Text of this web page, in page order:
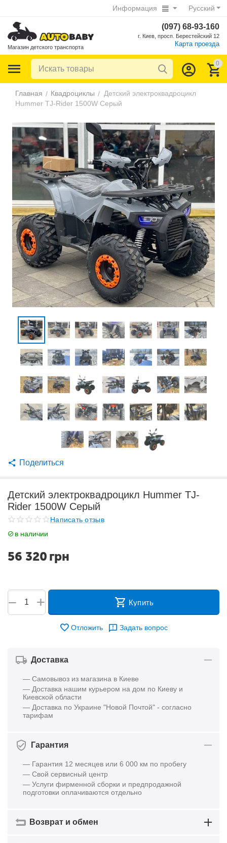
Русский
Информация
Магазин детского транспорта
(097) 68-93-160
г. Киев, просп. Берестейский 12
Карта проезда
0
Главная / Квадроциклы / Детский электроквадроцикл
Hummer TJ-Rider 1500W Серый
Поделиться
Детский электроквадроцикл Hummer TJ-
Rider 1500W Серый
Написать отзыв
в наличии
56 320 грн
+
− Купить
Отложить Задать вопрос
Доставка
— Самовывоз из магазина в Киеве
— Доставка нашим курьером на дом по Киеву и
Киевской области
— Доставка по Украине "Новой Почтой" - согласно
тарифам
Гарантия
— Гарантия 12 месяцев или 6 000 км по пробегу
— Свой сервисный центр
— Услуги фирменной сборки и предпродажной
подготовки оплачиваются отдельно
Возврат и обмен